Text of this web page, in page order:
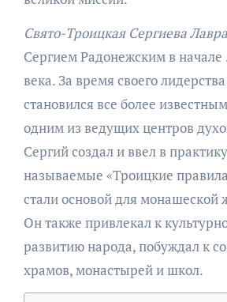
Свято-Троицкая Сергиева Лавра
Сергием Радонежским в начале
века. За время своего
становился все более
одним из ведущих центров
Сергий создал и ввел в
называемые «Троицкие
стали основой для монашеской
Он также привлекал к
развитию народа, побуждал к
храмов, монастырей и школ.